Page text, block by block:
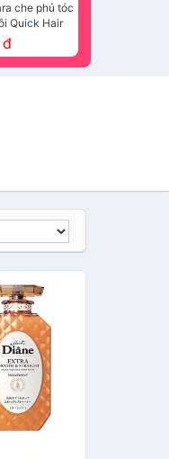
che phủ tóc
Quick Hair
Face Shop
đ